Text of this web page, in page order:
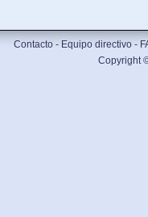
Contacto - Equipo directivo -
Copyright